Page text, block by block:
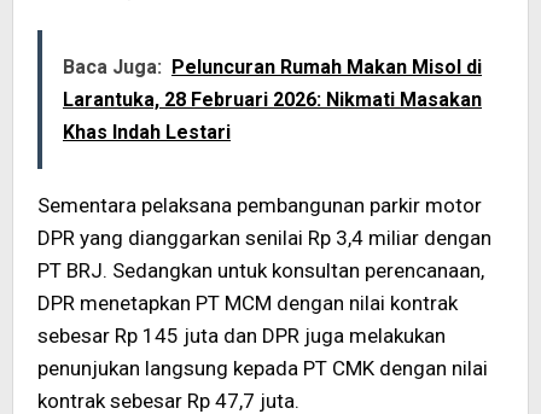
Baca Juga: Peluncuran Rumah Makan Misol di
Larantuka, 28 Februari 2026: Nikmati Masakan
Khas Indah Lestari
Sementara pelaksana pembangunan parkir motor
DPR yang dianggarkan senilai Rp 3,4 miliar dengan
PT BRJ. Sedangkan untuk konsultan perencanaan,
DPR menetapkan PT MCM dengan nilai kontrak
sebesar Rp 145 juta dan DPR juga melakukan
penunjukan langsung kepada PT CMK dengan nilai
kontrak sebesar Rp 47,7 juta.